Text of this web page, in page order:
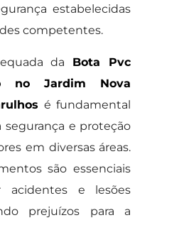
estabelecidas
competentes.
da Bota Pvc
no Jardim Nova
é fundamental
segurança e proteção
em diversas áreas.
são essenciais
acidentes e lesões
prejuízos para a